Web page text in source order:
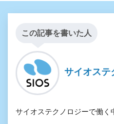
この記事を書いた人
サイオステ
サイオステクノロジーで働く